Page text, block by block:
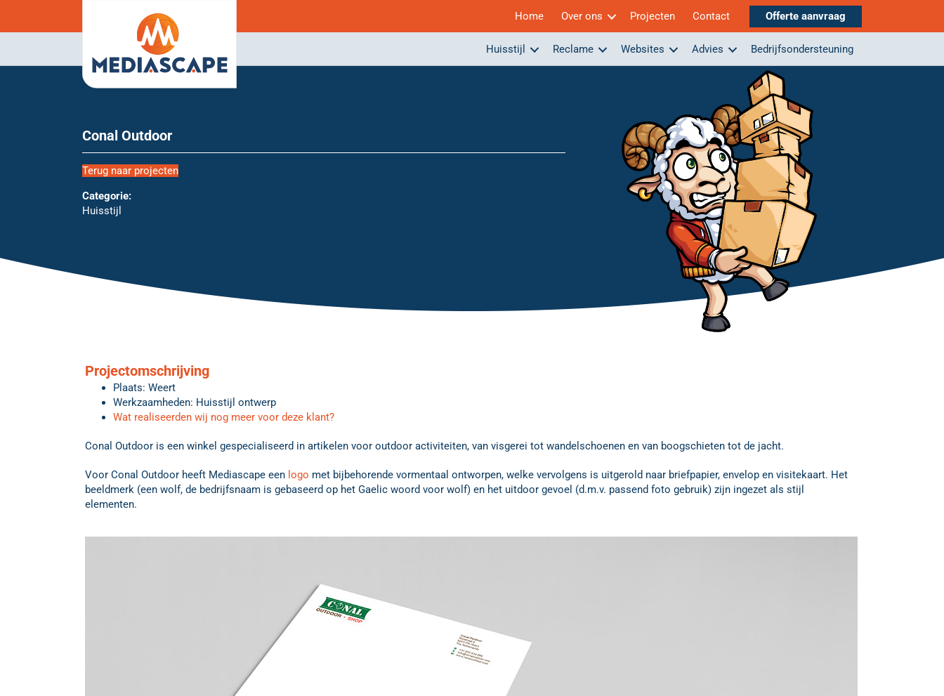
Home Over ons Projecten Contact Offerte aanvraag
Huisstijl Reclame Websites Advies Bedrijfsondersteuning
Conal Outdoor
Terug naar projecten
Categorie:
Huisstijl
Projectomschrijving
Plaats: Weert
Werkzaamheden: Huisstijl ontwerp
Wat realiseerden wij nog meer voor deze klant?
Conal Outdoor is een winkel gespecialiseerd in artikelen voor outdoor activiteiten, van visgerei tot wandelschoenen en van boogschieten tot de jacht.
Voor Conal Outdoor heeft Mediascape een logo met bijbehorende vormentaal ontworpen, welke vervolgens is uitgerold naar briefpapier, envelop en visitekaart. Het
beeldmerk (een wolf, de bedrijfsnaam is gebaseerd op het Gaelic woord voor wolf) en het uitdoor gevoel (d.m.v. passend foto gebruik) zijn ingezet als stijl
elementen.